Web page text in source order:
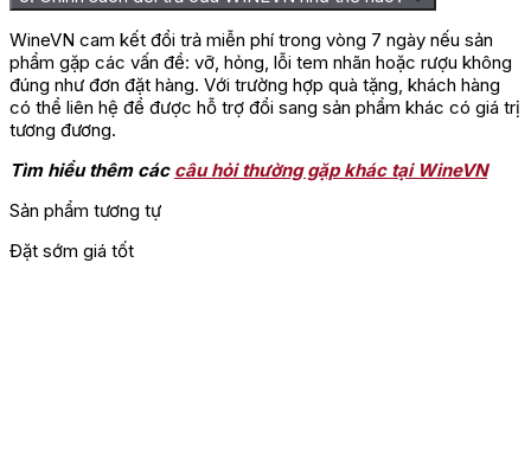
WineVN cam kết đổi trả miễn phí trong vòng 7 ngày nếu sản
phẩm gặp các vấn đề: vỡ, hỏng, lỗi tem nhãn hoặc rượu không
đúng như đơn đặt hàng. Với trường hợp quà tặng, khách hàng
có thể liên hệ để được hỗ trợ đổi sang sản phẩm khác có giá trị
tương đương.
Tìm hiểu thêm các câu hỏi thường gặp khác tại WineVN
Sản phẩm tương tự
Đặt sớm giá tốt